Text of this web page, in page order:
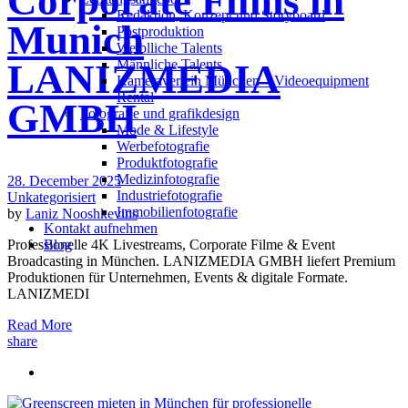
Redak­ti­on, Kon­zept und Storyboard
Post­pro­duk­ti­on
Weiblliche Talents
Männliche Talents
Kameraverleih München – Videoequipment
Rental
Fotografie und grafikdesign
Mode & Lifestyle
Werbefotografie
Produktfotografie
Medizinfotografie
Industriefotografie
Immobilienfotografie
Kontakt aufnehmen
Blog
Munich
LANIZMEDIA
GMBH
28. December 2025
Unkategorisiert
by Laniz Nooshkevins
Professionelle 4K Livestreams, Corporate Filme & Event
Broadcasting in München. LANIZMEDIA GMBH liefert Premium
Produktionen für Unternehmen, Events & digitale Formate.
LANIZMEDI
Read More
share